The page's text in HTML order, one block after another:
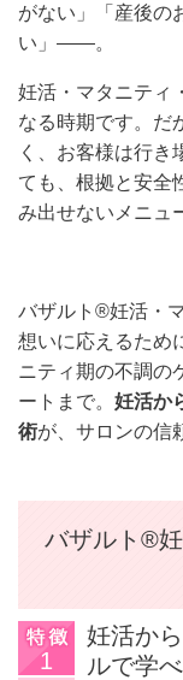
がない」「産後の
い」——。
妊活・マタニティ
なる時期です。だ
く、お客様は行き
ても、根拠と安全
み出せないメニュ
バザルト®妊活・
想いに応えるため
ニティ期の不調の
ートまで。 妊活か
術が、サロンの信
バザルト®
妊活か
ルで学